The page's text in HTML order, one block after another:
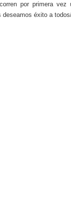
por primera
éxito a